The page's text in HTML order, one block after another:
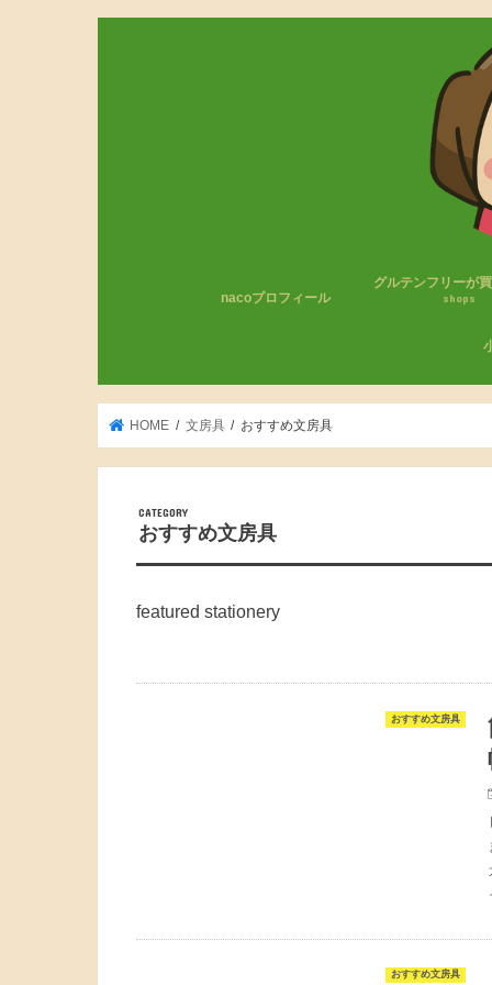
nacoプロフィール
グルテンフリーが
shops
コンビニのグルテ
HOME 文房具 おすすめ文房具
おすすめ文房具
featured stationery
おすすめ文房具
おすすめ文房具